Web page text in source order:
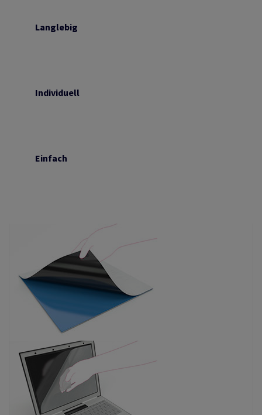
Langlebig
Individuell
Einfach